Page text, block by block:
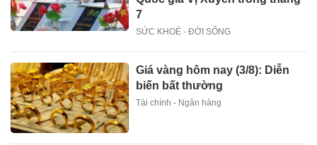
7
SỨC KHOẺ - ĐỜI SỐNG
Giá vàng hôm nay (3/8): Diễn
biến bất thường
Tài chính - Ngân hàng